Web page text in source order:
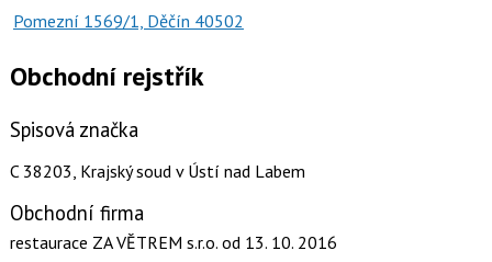
Pomezní 1569/1, Děčín 40502
Obchodní rejstřík
Spisová značka
C 38203, Krajský soud v Ústí nad Labem
Obchodní firma
restaurace ZA VĚTREM s.r.o. od 13. 10. 2016